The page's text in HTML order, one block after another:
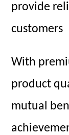
provide
customers
With
product
mutual